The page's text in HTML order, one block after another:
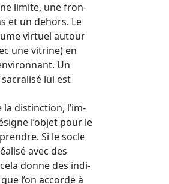
limite, une fron-
et un dehors. Le
virtuel autour
une vitrine) en
Un
lui est
distinction, l’im-
l’objet pour le
Si le socle
avec des
donne des indi-
l’on accorde à